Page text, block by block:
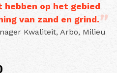
op het gebied
van zand en grind.
Kwaliteit, Arbo, Milieu